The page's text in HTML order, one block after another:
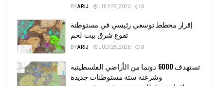
BYARIJ JULY 29, 2026 0
إقرار مخطط توسعي رئيسي في مستوطنة
تقوع شرق بيت لحم
BYARIJ JULY 28, 2026 0
تستهدف 6000 دونما من الأراضي الفلسطينية
وشرعنة ستة مستوطنات جديدة